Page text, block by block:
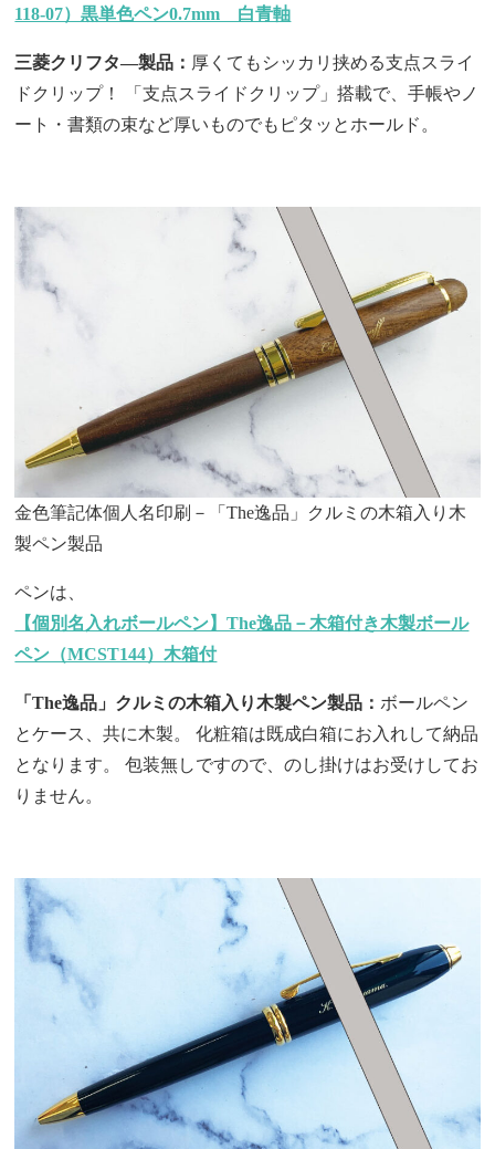
118-07）黒単色ペン0.7mm 白青軸
三菱クリフタ―製品： 厚くてもシッカリ挟める支点スライ
ドクリップ！ 「支点スライドクリップ」搭載で、手帳やノ
ート・書類の束など厚いものでもピタッとホールド。
金色筆記体個人名印刷－「The逸品」クルミの木箱入り木
製ペン製品
ペンは、
【個別名入れボールペン】The逸品－木箱付き木製ボール
ペン（MCST144）木箱付
「The逸品」クルミの木箱入り木製ペン製品：ボールペン
とケース、共に木製。 化粧箱は既成白箱にお入れして納品
となります。 包装無しですので、のし掛けはお受けしてお
りません。